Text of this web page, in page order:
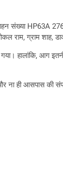
संख्या
राम, ग्राम शाह,
गया। हालांकि,
ना ही आसपास की